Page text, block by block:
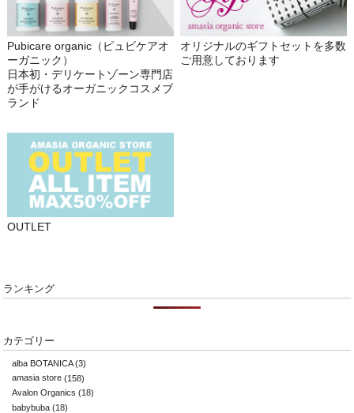
Pubicare organic（ピュビケアオ
ーガニック）
日本初・デリケートゾーン専門店
が手がけるオーガニックコスメブ
ランド
オリジナルのギフトセットを多数
ご用意しております
OUTLET
ランキング
カテゴリー
alba BOTANICA(3)
amasia store (158)
Avalon Organics (18)
babybuba (18)